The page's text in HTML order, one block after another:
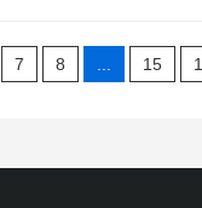
7 8 15